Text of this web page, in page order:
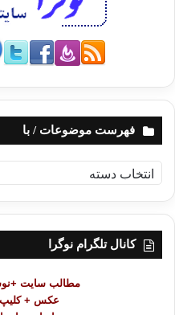
فهرست موضوعات / با
ه
ر
کانال تلگرام نوگرا
مطالب سایت
عکس +